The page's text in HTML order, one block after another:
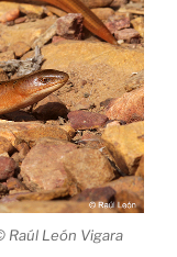
Raúl León Vigara